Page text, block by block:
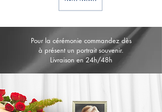
Pour la cérémonie commandez dès
à présent un portrait souvenir.
Livraison en 24h/48h